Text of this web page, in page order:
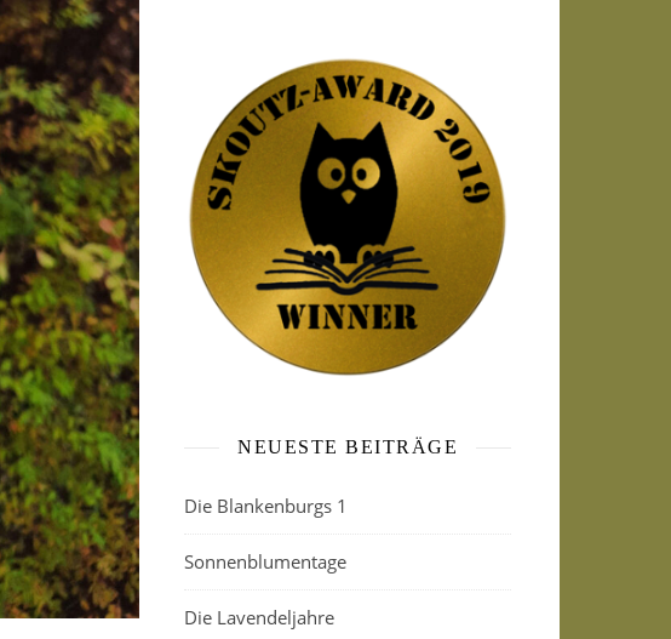
NEUESTE BEITRÄGE
Die Blankenburgs 1
Sonnenblumentage
Die Lavendeljahre